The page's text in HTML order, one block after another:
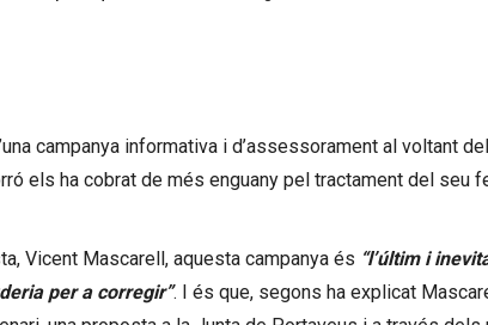
campanya informativa i d’assessorament al voltant
els ha cobrat de més enguany pel tractament del seu
Vicent Mascarell, aquesta campanya és “l’últim i
per a corregir”. I és que, segons ha explicat